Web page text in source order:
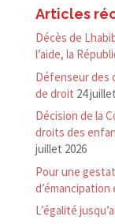
Articles
Décès de
l’aide, la
Défenseur des
de droit 24
Décision de la
droits des
juillet 2026
Pour une
L’égalité